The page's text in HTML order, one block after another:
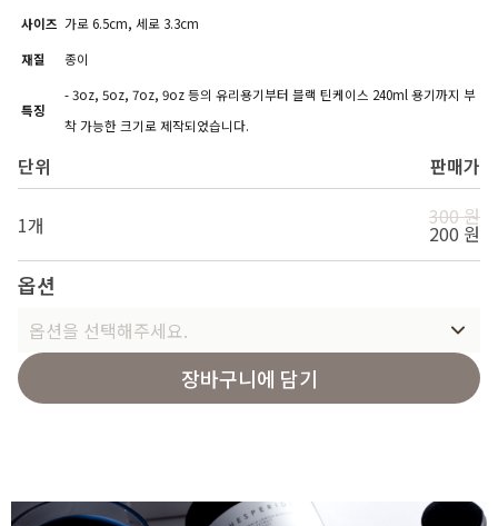
사이즈 가로 6.5cm, 세로 3.3cm
재질
종이
특징
- 3oz, 5oz, 7oz, 9oz 등의 유리용기부터 블랙 틴케이스 240ml 용기까지 부
착 가능한 크기로 제작되었습니다.
단위 판매가
1개 300 원
200 원
옵션
옵션을 선택해주세요.
장바구니에 담기